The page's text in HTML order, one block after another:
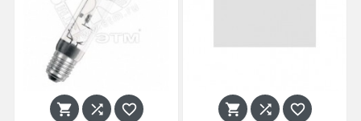
     